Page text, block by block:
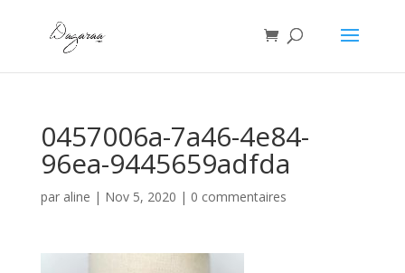
0457006a-7a46-4e84-
96ea-9445659adfda
par aline | Nov 5, 2020 | 0 commentaires